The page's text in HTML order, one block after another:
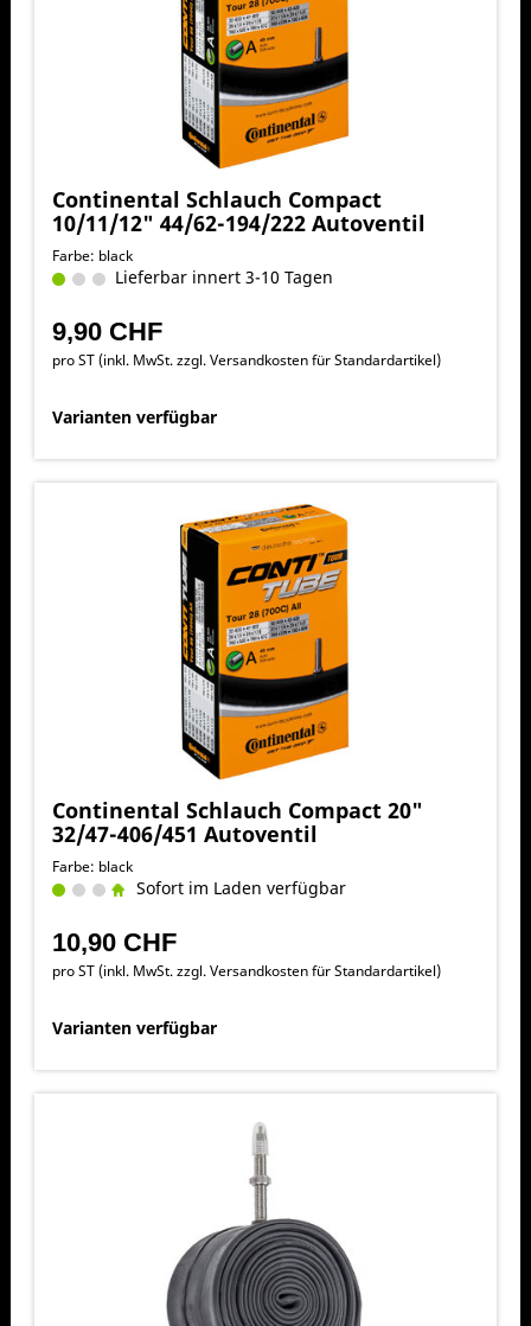
Continental Schlauch Compact
10/11/12" 44/62-194/222 Autoventil
Farbe: black
Lieferbar innert 3-10 Tagen
9,90 CHF
pro ST (inkl. MwSt. zzgl.Versandkosten für Standardartikel)
Varianten verfügbar
Continental Schlauch Compact 20"
32/47-406/451 Autoventil
Farbe: black
Sofort im Laden verfügbar
10,90 CHF
pro ST (inkl. MwSt. zzgl.Versandkosten für Standardartikel)
Varianten verfügbar